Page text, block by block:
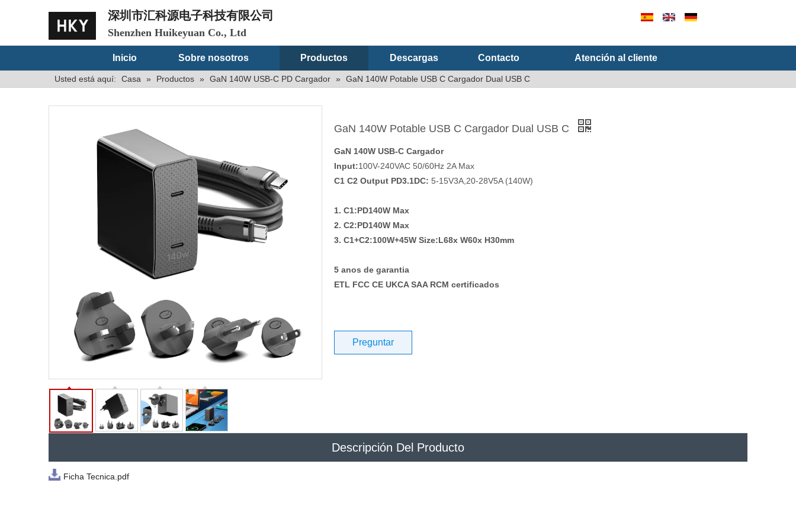
深圳市汇科源电子科技有限公司
Shenzhen Huikeyuan Co., Ltd
Inicio Sobre nosotros Productos Descargas Contacto Atención al cliente
Usted está aquí: Casa » Productos » GaN 140W USB-C PD Cargador » GaN 140W Potable USB C Cargador Dual USB C
GaN 140W Potable USB C Cargador Dual USB C
GaN 140W USB-C Cargador
Input:100V-240VAC 50/60Hz 2A Max
C1 C2 Output PD3.1DC: 5-15V3A,20-28V5A (140W)
1. C1:PD140W Max
2. C2:PD140W Max
3. C1+C2:100W+45W Size:L68x W60x H30mm
5 anos de garantia
ETL FCC CE UKCA SAA RCM certificados
Preguntar
Descripción Del Producto
Ficha Tecnica.pdf